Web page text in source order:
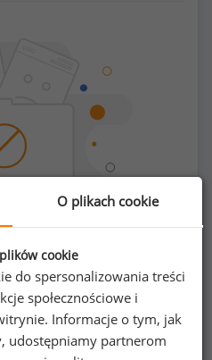
zarobki z innymi?
zarabiać
O plikach cookie
cookie
do spersonalizowania treści
społecznościowe i
Informacje o tym, jak
udostępniamy partnerom